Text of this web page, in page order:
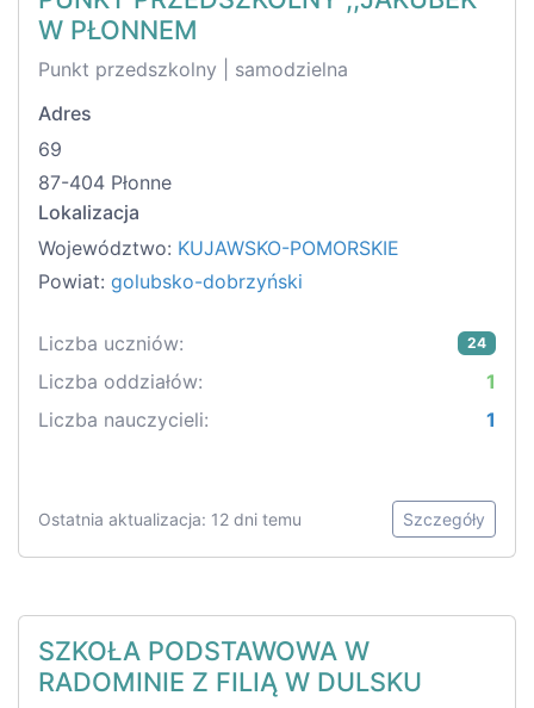
W PŁONNEM
Punkt przedszkolny | samodzielna
Adres
69
87-404 Płonne
Lokalizacja
Województwo: KUJAWSKO-POMORSKIE
Powiat: golubsko-dobrzyński
Liczba uczniów: 24
Liczba oddziałów:
1
Liczba nauczycieli:
1
Ostatnia aktualizacja: 12 dni temu Szczegóły
SZKOŁA PODSTAWOWA W
RADOMINIE Z FILIĄ W DULSKU